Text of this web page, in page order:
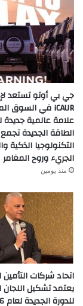
جي بي أوتو تستعد
علامة عالمية جديدة
الطاقة الجديدة
التكنولوجيا الذكية
الجريء وروح المغامر
منذ يومين
اتحاد شركات التأمين
يعتمد تشكيل اللجان
للدورة الجديدة لعام 2026